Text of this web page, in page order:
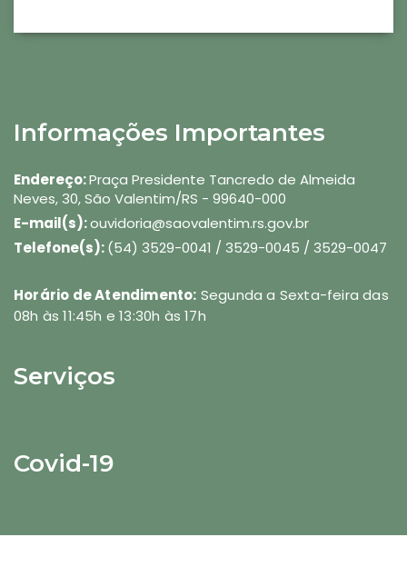
Informações Importantes
Endereço:Praça Presidente Tancredo de Almeida
Neves, 30, São Valentim/RS - 99640-000
E-mail(s):ouvidoria@saovalentim.rs.gov.br
Telefone(s):(54) 3529-0041 / 3529-0045 / 3529-0047
Horário de Atendimento: Segunda a Sexta-feira das
08h às 11:45h e 13:30h às 17h
Serviços
Covid-19